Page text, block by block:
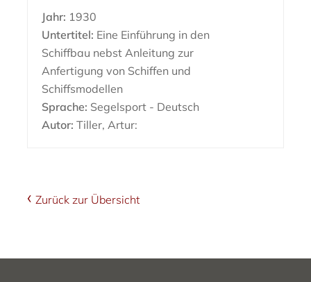
Jahr: 1930
Untertitel: Eine Einführung in den
Schiffbau nebst Anleitung zur
Anfertigung von Schiffen und
Schiffsmodellen
Sprache: Segelsport - Deutsch
Autor: Tiller, Artur:
Zurück zur Übersicht